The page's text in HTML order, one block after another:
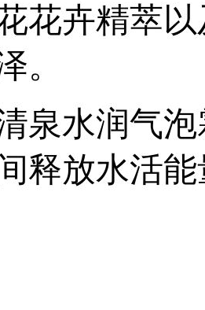
花卉精萃
。
泉水润气
释放水活